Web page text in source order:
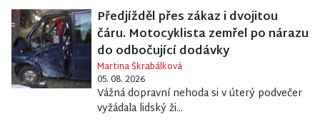
Předjížděl přes zákaz i dvojitou
čáru. Motocyklista zemřel po nárazu
do odbočující dodávky
Martina Škrabálková
05. 08. 2026
Vážná dopravní nehoda si v úterý podvečer
vyžádala lidský ži...